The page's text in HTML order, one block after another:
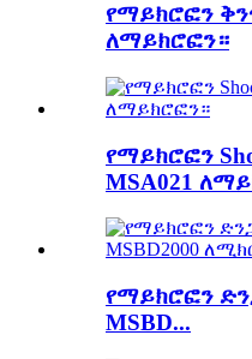
የማይክሮፎን
ለማይክሮፎን።
የማይክሮፎን
MSA021
የማይክሮፎን
MSBD...